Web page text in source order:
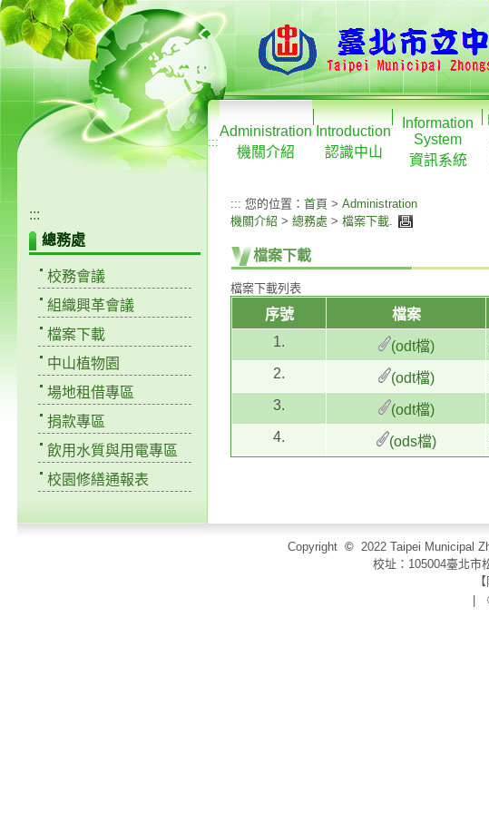
:::
Administration
機關介紹
Introduction
認識中山
Information
System
資訊系統
:::
總務處
校務會議
組織興革會議
檔案下載
中山植物園
場地租借專區
捐款專區
飲用水質與用電專區
校園修繕通報表
::: 您的位置： 首頁 > Administration
機關介紹 > 總務處 > 檔案下載.
檔案下載
檔案下載列表
序號 檔案
1.
(odt檔)
2.
(odt檔)
3.
(odt檔)
4.
(ods檔)
Copyright © 2022 Taipei Municipal
校址：105004臺北
【
|